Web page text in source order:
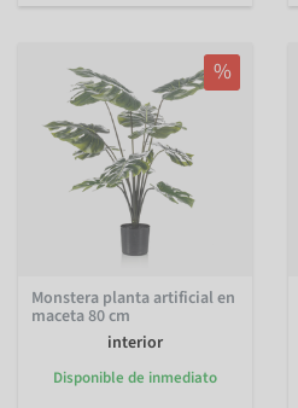
%
Monstera planta artificial en
maceta 80 cm
interior
Disponible de inmediato